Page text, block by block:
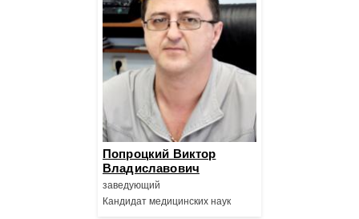
Попроцкий Виктор
Владиславович
заведующий
Кандидат медицинских наук